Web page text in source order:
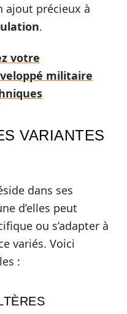
ajout précieux à
.
votre
militaire
VARIANTES
dans ses
d’elles peut
ou s’adapter à
variés. Voici
: